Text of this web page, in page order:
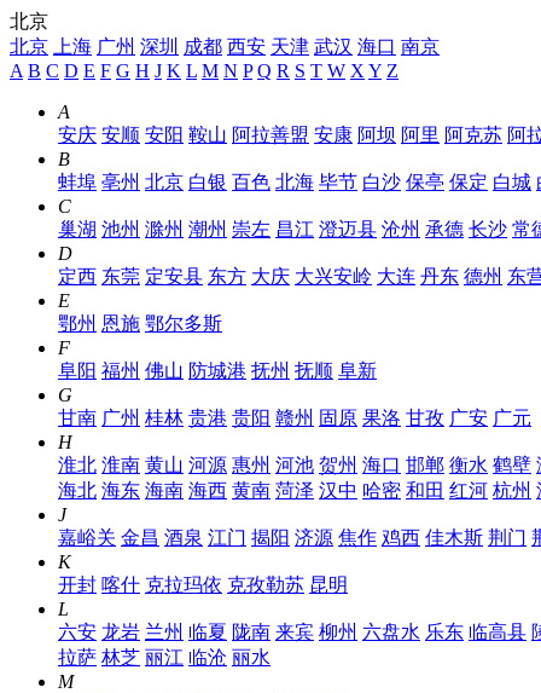
北京
北京
上海 广州 深圳 成都 西安 天津 武汉 海口 南京
A B C D E F G H J K L M N P Q R S T W X Y Z
A
安庆 安顺 安阳 鞍山 阿拉善盟 安康 阿坝 阿里 阿克苏 阿
B
蚌埠 亳州 北京 白银 百色 北海 毕节 白沙 保亭 保定 白城
C
巢湖 池州 滁州 潮州 崇左 昌江 澄迈县 沧州 承德 长沙 常
D
定西 东莞 定安县 东方 大庆 大兴安岭 大连 丹东 德州 东
E
鄂州 恩施 鄂尔多斯
F
阜阳 福州 佛山 防城港 抚州 抚顺 阜新
G
甘南 广州 桂林 贵港 贵阳 赣州 固原 果洛 甘孜 广安 广元
H
淮北 淮南 黄山 河源 惠州 河池 贺州 海口 邯郸 衡水 鹤壁
海北 海东 海南 海西 黄南 菏泽 汉中 哈密 和田 红河 杭州
J
嘉峪关 金昌 酒泉 江门 揭阳 济源 焦作 鸡西 佳木斯 荆门
K
开封 喀什 克拉玛依 克孜勒苏 昆明
L
六安 龙岩 兰州 临夏 陇南 来宾 柳州 六盘水 乐东 临高县
拉萨 林芝 丽江 临沧 丽水
M